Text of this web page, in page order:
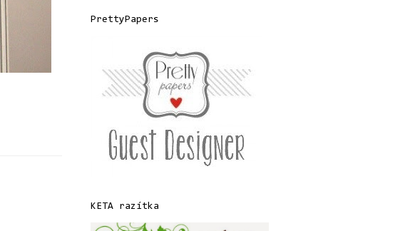
PrettyPapers
KETA razítka